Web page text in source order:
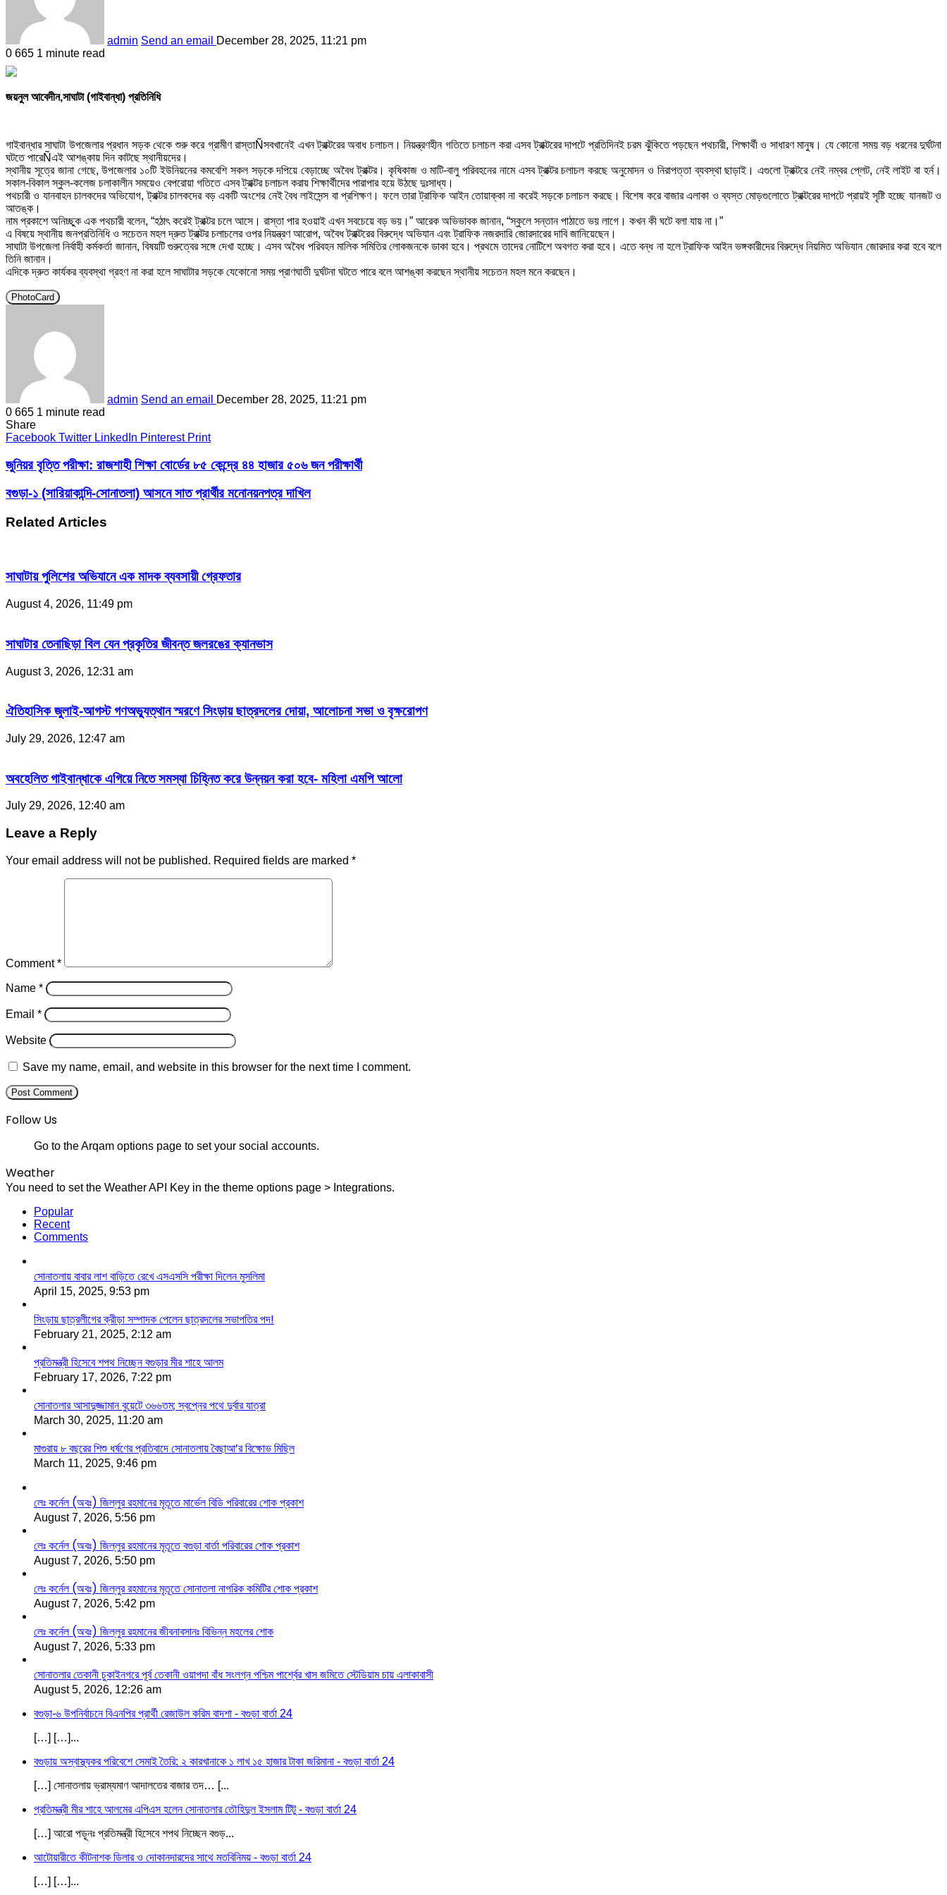
admin Send an email
December 28, 2025, 11:21 pm
0 665 1 minute read
জয়নুল আবেদীন,সাঘাটা (গাইবান্ধা) প্রতিনিধি
গাইবান্ধার সাঘাটা উপজেলার প্রধান সড়ক থেকে শুরু করে গ্রামীণ রাস্তাÑসবখানেই এখন ট্রাক্টরের অবাধ চলাচল। নিয়ন্ত্রণহীন গতিতে চলাচল করা এসব ট্রাক্টরের দাপটে প্রতিদিনই চরম ঝুঁকিতে পড়ছেন পথচারী, শিক্ষার্থী ও সাধারণ মানুষ। যে কোনো সময় বড় ধরনের দুর্ঘটনা
ঘটতে পারেÑএই আশঙ্কায় দিন কাটছে স্থানীয়দের।
স্থানীয় সূত্রে জানা গেছে, উপজেলার ১০টি ইউনিয়নের কমবেশি সকল সড়কে দপিয়ে বেড়াচ্ছে অবৈধ ট্রাক্টর। কৃষিকাজ ও মাটি-বালু পরিবহনের নামে এসব ট্রাক্টর চলাচল করছে অনুমোদন ও নিরাপত্তা ব্যবস্থা ছাড়াই। এগুলো ট্রাক্টরে নেই নম্বর প্লেট, নেই লাইট বা হর্ন।
সকাল-বিকাল স্কুল-কলেজ চলাকালীন সময়েও বেপরোয়া গতিতে এসব ট্রাক্টর চলাচল করায় শিক্ষার্থীদের পারাপার হয়ে উঠছে দুঃসাধ্য।
পথচারী ও যানবাহন চালকদের অভিযোগ, ট্রাক্টর চালকদের বড় একটি অংশের নেই বৈধ লাইসেন্স বা প্রশিক্ষণ। ফলে তারা ট্রাফিক আইন তোয়াক্কা না করেই সড়কে চলাচল করছে। বিশেষ করে বাজার এলাকা ও ব্যস্ত মোড়গুলোতে ট্রাক্টরের দাপটে প্রায়ই সৃষ্টি হচ্ছে যানজট ও
আতঙ্ক।
নাম প্রকাশে অনিচ্ছুক এক পথচারী বলেন, “হঠাৎ করেই ট্রাক্টর চলে আসে। রাস্তা পার হওয়াই এখন সবচেয়ে বড় ভয়।” আরেক অভিভাবক জানান, “স্কুলে সন্তান পাঠাতে ভয় লাগে। কখন কী ঘটে বলা যায় না।”
এ বিষয়ে স্থানীয় জনপ্রতিনিধি ও সচেতন মহল দ্রুত ট্রাক্টর চলাচলের ওপর নিয়ন্ত্রণ আরোপ, অবৈধ ট্রাক্টরের বিরুদ্ধে অভিযান এবং ট্রাফিক নজরদারি জোরদারের দাবি জানিয়েছেন।
সাঘাটা উপজেলা নির্বাহী কর্মকর্তা জানান, বিষয়টি গুরুত্বের সঙ্গে দেখা হচ্ছে। এসব অবৈধ পরিবহন মালিক সমিতির লোকজনকে ডাকা হবে। প্রথমে তাদের নোটিশে অবগত করা হবে। এতে বন্ধ না হলে ট্রাফিক আইন ভঙ্গকারীদের বিরুদ্ধে নিয়মিত অভিযান জোরদার করা হবে বলে
তিনি জানান।
এদিকে দ্রুত কার্যকর ব্যবস্থা গ্রহণ না করা হলে সাঘাটার সড়কে যেকোনো সময় প্রাণঘাতী দুর্ঘটনা ঘটতে পারে বলে আশঙ্কা করছেন স্থানীয় সচেতন মহল মনে করছেন।
PhotoCard
admin Send an email
December 28, 2025, 11:21 pm
0 665 1 minute read
Share
Facebook Twitter LinkedIn Pinterest Print
জুনিয়র বৃত্তি পরীক্ষা: রাজশাহী শিক্ষা বোর্ডের ৮৫ কেন্দ্রে ৪৪ হাজার ৫০৬ জন পরীক্ষার্থী
বগুড়া-১ (সারিয়াকান্দি-সোনাতলা) আসনে সাত প্রার্থীর মনোনয়নপত্র দাখিল
Related Articles
সাঘাটায় পুলিশের অভিযানে এক মাদক ব্যবসায়ী গ্রেফতার
August 4, 2026, 11:49 pm
সাঘাটার তেনাছিড়া বিল যেন প্রকৃতির জীবন্ত জলরঙের ক্যানভাস
August 3, 2026, 12:31 am
ঐতিহাসিক জুলাই-আগস্ট গণঅভ্যুত্থান স্মরণে সিংড়ায় ছাত্রদলের দোয়া, আলোচনা সভা ও বৃক্ষরোপণ
July 29, 2026, 12:47 am
অবহেলিত গাইবান্ধাকে এগিয়ে নিতে সমস্যা চিহ্নিত করে উন্নয়ন করা হবে- মহিলা এমপি আলো
July 29, 2026, 12:40 am
Leave a Reply
Your email address will not be published. Required fields are marked *
Comment*
Name *
Email *
Website
Save my name, email, and website in this browser for the next time I comment.
Follow Us
Go to the Arqam options page to set your social accounts.
Weather
You need to set the Weather API Key in the theme options page > Integrations.
Popular
Recent
Comments
সোনাতলায় বাবার লাশ বাড়িতে রেখে এসএসসি পরীক্ষা দিলেন মুসলিমা
April 15, 2025, 9:53 pm
সিংড়ায় ছাত্রলীগের ক্রীড়া সম্পাদক পেলেন ছাত্রদলের সভাপতির পদ!
February 21, 2025, 2:12 am
প্রতিমন্ত্রী হিসেবে শপথ নিচ্ছেন বগুড়ার মীর শাহে আলম
February 17, 2026, 7:22 pm
সোনাতলার আসাদুজ্জামান বুয়েটে ৩৬৬তম; স্বপ্নের পথে দুর্বার যাত্রা
March 30, 2025, 11:20 am
মাগুরায় ৮ বছরের শিশু ধর্ষণের প্রতিবাদে সোনাতলায় বৈছাআ’র বিক্ষোভ মিছিল
March 11, 2025, 9:46 pm
লেঃ কর্নেল (অবঃ) জিল্লুর রহমানের মৃতূতে মার্ভেল বিডি পরিবারের শোক প্রকাশ
August 7, 2026, 5:56 pm
লেঃ কর্নেল (অবঃ) জিল্লুর রহমানের মৃতূতে বগুড়া বার্তা পরিবারের শোক প্রকাশ
August 7, 2026, 5:50 pm
লেঃ কর্নেল (অবঃ) জিল্লুর রহমানের মৃতূতে সোনাতলা নাগরিক কমিটির শোক প্রকাশ
August 7, 2026, 5:42 pm
লেঃ কর্নেল (অবঃ) জিল্লুর রহমানের জীবনাবসানঃ বিভিন্ন মহলের শোক
August 7, 2026, 5:33 pm
সোনাতলার তেকানী চুকাইনগরে পূর্ব তেকানী ওয়াপদা বাঁধ সংলগ্ন পশ্চিম পার্শ্বের খাস জমিতে স্টেডিয়াম চায় এলাকাবাসী
August 5, 2026, 12:26 am
বগুড়া-৬ উপনির্বাচনে বিএনপির প্রার্থী রেজাউল করিম বাদশা - বগুড়া বার্তা 24
[…] […]...
বগুড়ায় অস্বাস্থ্যকর পরিবেশে সেমাই তৈরি: ২ কারখানাকে ১ লাখ ১৫ হাজার টাকা জরিমানা - বগুড়া বার্তা 24
[…] সোনাতলায় ভ্রাম্যমাণ আদালতের বাজার তদ… [...
প্রতিমন্ত্রী মীর শাহে আলমের এপিএস হলেন সোনাতলার তৌহিদুল ইসলাম টিটু - বগুড়া বার্তা 24
[…] আরো পড়ূনঃ প্রতিমন্ত্রী হিসেবে শপথ নিচ্ছেন বগুড়...
আটোয়ারীতে কীটনাশক ডিলার ও দোকানদারদের সাথে মতবিনিময় - বগুড়া বার্তা 24
[…] […]...